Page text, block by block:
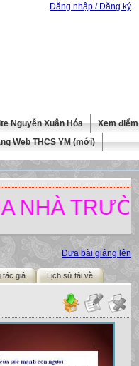
Đăng nhập / Đăng ký
Nguyễn Xuân Hóa
Xem điểm
Web THCS YM (mới)
Đưa bài giảng lên
tác giả Lịch sử tải về